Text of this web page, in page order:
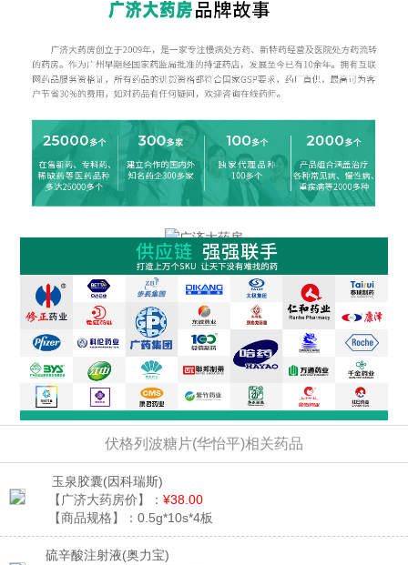
伏格列波糖片(华怡平)相关药品
玉泉胶囊(因科瑞斯)
【广济大药房价】： ¥38.00
【商品规格】： 0.5g*10s*4板
硫辛酸注射液(奥力宝)